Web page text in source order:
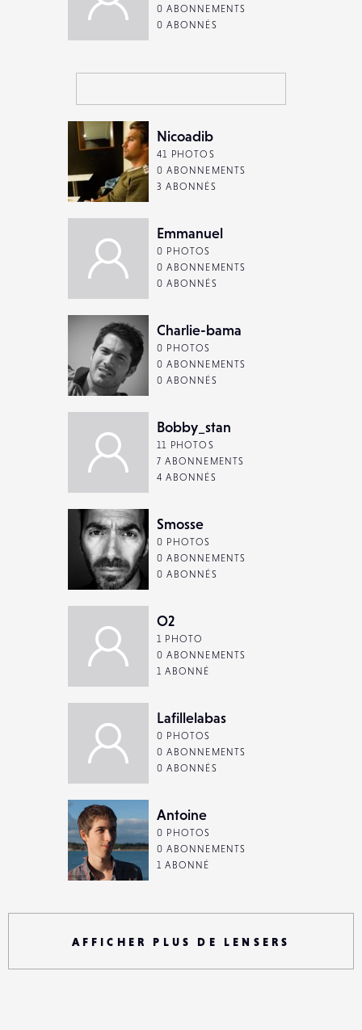
0 ABONNEMENTS
0 ABONNÉS
Nicoadib
41 PHOTOS
0 ABONNEMENTS
3 ABONNÉS
Emmanuel
0 PHOTOS
0 ABONNEMENTS
0 ABONNÉS
Charlie-bama
0 PHOTOS
0 ABONNEMENTS
0 ABONNÉS
Bobby_stan
11 PHOTOS
7 ABONNEMENTS
4 ABONNÉS
Smosse
0 PHOTOS
0 ABONNEMENTS
0 ABONNÉS
O2
1 PHOTO
0 ABONNEMENTS
1 ABONNÉ
Lafillelabas
0 PHOTOS
0 ABONNEMENTS
0 ABONNÉS
Antoine
0 PHOTOS
0 ABONNEMENTS
1 ABONNÉ
AFFICHER PLUS DE LENSERS